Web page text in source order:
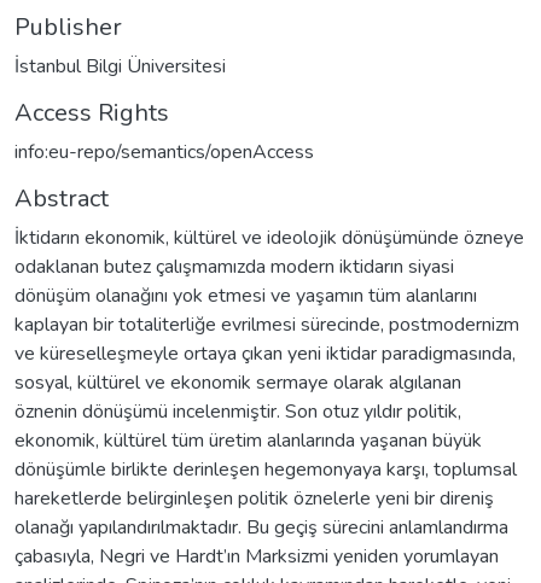
Publisher
İstanbul Bilgi Üniversitesi
Access Rights
info:eu-repo/semantics/openAccess
Abstract
İktidarın ekonomik, kültürel ve ideolojik dönüşümünde özneye
odaklanan butez çalışmamızda modern iktidarın siyasi
dönüşüm olanağını yok etmesi ve yaşamın tüm alanlarını
kaplayan bir totaliterliğe evrilmesi sürecinde, postmodernizm
ve küreselleşmeyle ortaya çıkan yeni iktidar paradigmasında,
sosyal, kültürel ve ekonomik sermaye olarak algılanan
öznenin dönüşümü incelenmiştir. Son otuz yıldır politik,
ekonomik, kültürel tüm üretim alanlarında yaşanan büyük
dönüşümle birlikte derinleşen hegemonyaya karşı, toplumsal
hareketlerde belirginleşen politik öznelerle yeni bir direniş
olanağı yapılandırılmaktadır. Bu geçiş sürecini anlamlandırma
çabasıyla, Negri ve Hardt’ın Marksizmi yeniden yorumlayan